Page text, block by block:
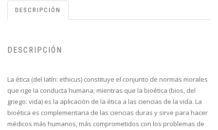
DESCRIPCIÓN
DESCRIPCIÓN
La ética (del latín: ethicus) constituye el conjunto de normas morales
que rige la conducta humana; mientras que la bioética (bios, del
griego: vida) es la aplicación de la ética a las ciencias de la vida. La
bioética es complementaria de las ciencias duras y sirve para hacer
médicos más humanos, más comprometidos con los problemas de